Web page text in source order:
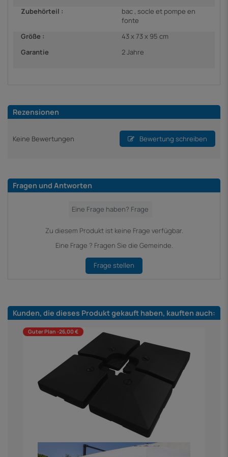
Zubehörteil :
bac , socle et pompe en
fonte
Größe :
43 x 73 x 95 cm
Garantie
2 Jahre
Rezensionen
Keine Bewertungen Bewertung schreiben
Fragen und Antworten
Zu diesem Produkt ist keine Frage verfügbar.
Eine Frage ? Fragen Sie die Gemeinde.
Frage stellen
Kunden, die dieses Produkt gekauft haben, kauften auch:
Guter Plan -26,00 €